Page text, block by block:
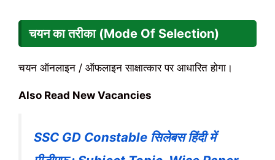
चयन का तरीका (Mode Of Selection)
चयन ऑनलाइन / ऑफलाइन साक्षात्कार पर आधारित होगा।
Also Read New Vacancies
SSC GD Constable सिलेबस हिंदी में